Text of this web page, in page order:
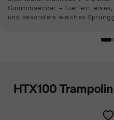
Gummibaender – fuer ein
und besonders weiches
HTX100